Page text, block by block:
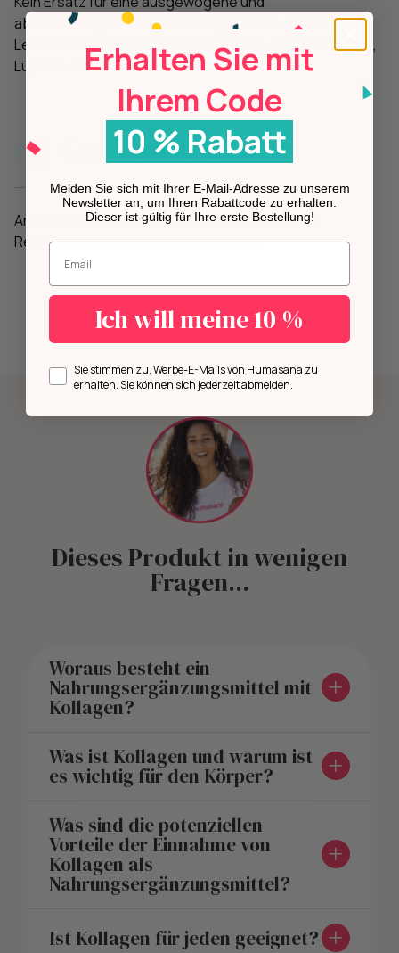
abwechslungsreiche Ernährung und eine gesunde
Lebensweise. Kann Spuren von Gluten, Eiern, Sojamilch,
Lupinen enthalten.
Conservation
An einem kühlen, dunklen Ort und außerhalb der
Reichweite von Kindern aufbewahren.
Dieses Produkt in wenigen
Fragen...
Woraus besteht ein
Nahrungsergänzungsmittel mit
Kollagen?
Was ist Kollagen und warum ist
es wichtig für den Körper?
Was sind die potenziellen
Vorteile der Einnahme von
Kollagen als
Nahrungsergänzungsmittel?
Ist Kollagen für jeden geeignet?
Erhalten Sie mit
Ihrem Code
10 % Rabatt
Melden Sie sich mit Ihrer E-Mail-Adresse zu unserem
Newsletter an, um Ihren Rabattcode zu erhalten.
Dieser ist gültig für Ihre erste Bestellung!
Geben Sie Ihre E-Mail-Adresse ein.
Ich will meine 10 %
Opt inSie stimmen zu, Werbe-E-Mails von Humasana zu
erhalten. Sie können sich jederzeit abmelden.